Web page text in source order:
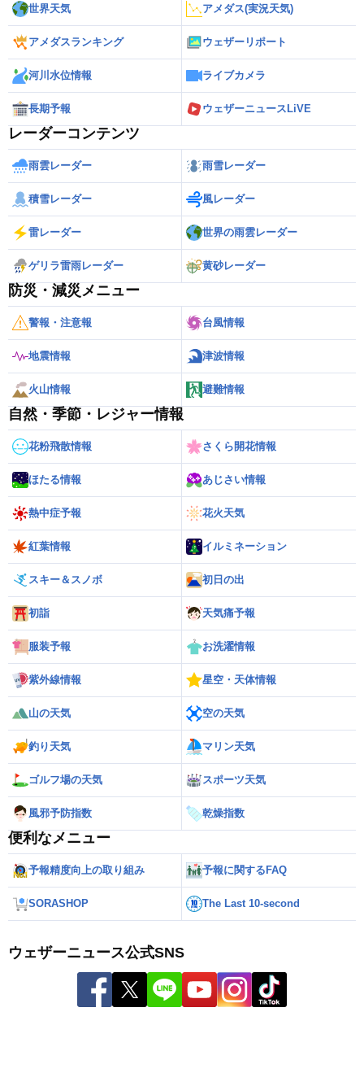
世界天気 アメダス(実況天気)
アメダスランキング ウェザーリポート
河川水位情報 ライブカメラ
長期予報 ウェザーニュースLiVE
レーダーコンテンツ
雨雲レーダー 雨雪レーダー
積雪レーダー 風レーダー
雷レーダー 世界の雨雲レーダー
ゲリラ雷雨レーダー 黄砂レーダー
防災・減災メニュー
警報・注意報 台風情報
地震情報 津波情報
火山情報 避難情報
自然・季節・レジャー情報
花粉飛散情報 さくら開花情報
ほたる情報 あじさい情報
熱中症予報 花火天気
紅葉情報 イルミネーション
スキー＆スノボ 初日の出
初詣 天気痛予報
服装予報 お洗濯情報
紫外線情報 星空・天体情報
山の天気 空の天気
釣り天気 マリン天気
ゴルフ場の天気 スポーツ天気
風邪予防指数 乾燥指数
便利なメニュー
予報精度向上の取り組み 予報に関するFAQ
SORASHOP The Last 10-second
ウェザーニュース公式SNS